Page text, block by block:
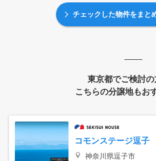
チェックした物件をまと
東京都でご検討
こちらの分譲地もお
コモンステージ逗子
神奈川県逗子市